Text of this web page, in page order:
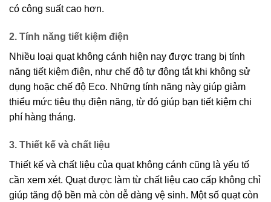
có công suất cao hơn.
2. Tính năng tiết kiệm điện
Nhiều loại quạt không cánh hiện nay được trang bị tính
năng tiết kiệm điện, như chế độ tự động tắt khi không sử
dụng hoặc chế độ Eco. Những tính năng này giúp giảm
thiểu mức tiêu thụ điện năng, từ đó giúp bạn tiết kiệm chi
phí hàng tháng.
3. Thiết kế và chất liệu
Thiết kế và chất liệu của quạt không cánh cũng là yếu tố
cần xem xét. Quạt được làm từ chất liệu cao cấp không chỉ
giúp tăng độ bền mà còn dễ dàng vệ sinh. Một số quạt còn